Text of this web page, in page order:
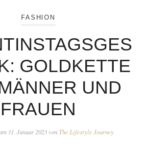
FASHION
GOLDKETTE
UND
FRAUEN
31. Januar 2023 von The Lifestyle Journey